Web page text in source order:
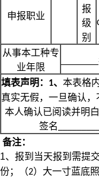
申报职业
报
级
别
从事本工种专
业年限
填表声明： 1、 本表格
真实无假，一旦确认
本人确认已阅读并明
签名
备注：
1、 报到当天报到需提
份；（2）大一寸蓝底